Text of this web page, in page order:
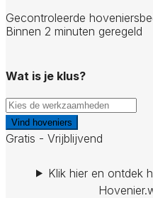
Gecontroleerde
Binnen 2 minuten geregeld
Wat is je klus?
Vind hoveniers
Gratis - Vrijblijvend
Klik hier en ontdek